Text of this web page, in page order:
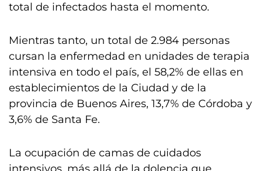
total de infectados hasta el momento.
Mientras tanto, un total de 2.984 personas
cursan la enfermedad en unidades de terapia
intensiva en todo el país, el 58,2% de ellas en
establecimientos de la Ciudad y de la
provincia de Buenos Aires, 13,7% de Córdoba y
3,6% de Santa Fe.
La ocupación de camas de cuidados